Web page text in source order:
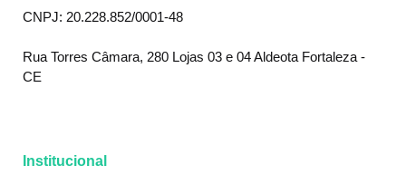
CNPJ: 20.228.852/0001-48
Rua Torres Câmara, 280 Lojas 03 e 04 Aldeota Fortaleza -
CE
Institucional